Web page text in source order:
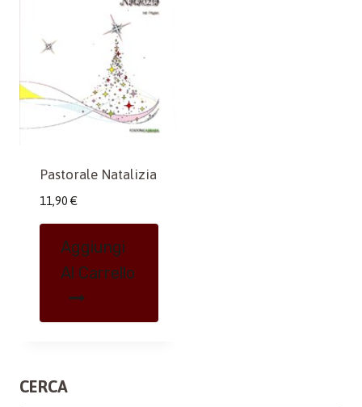
Pastorale Natalizia
11,90 €
Aggiungi
Al Carrello
CERCA